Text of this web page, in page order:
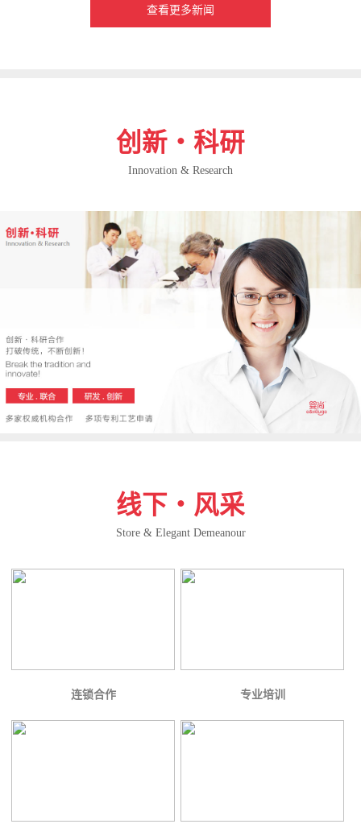
查看更多新闻
创新・科研
Innovation & Research
线下・风采
Store & Elegant Demeanour
连锁合作 专业培训